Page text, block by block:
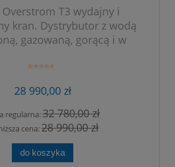
T3 wydajny i
kran. Dystrybutor z wodą
gazowaną, gorącą i w
28 990,00 zł
regularna:32 780,00 zł
cena:28 990,00 zł
do koszyka